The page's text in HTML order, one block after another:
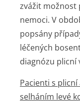
zvážit možnost
nemoci. V
popsány
léčených
diagnózu plicní
Pacienti s
selháním levé